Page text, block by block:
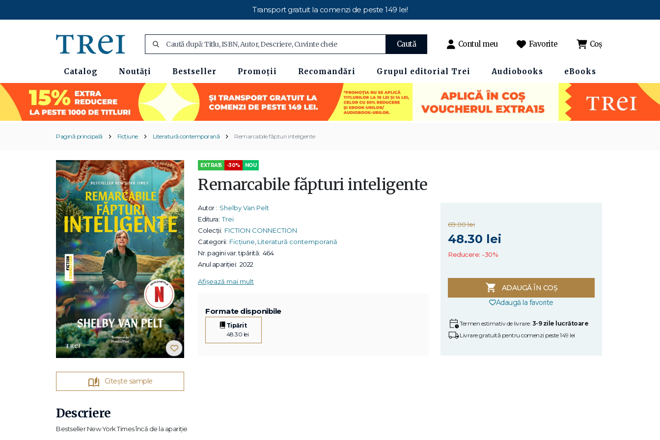
Transport gratuit la comenzi de peste 149 lei!
Caută Contul meu Favorite Coș
Catalog Noutăți Bestseller Promoții Recomandări Grupul editorial Trei Audiobooks eBooks
Pagină principală Ficțiune Literatură contemporană Remarcabile făpturi inteligente
Citește sample
EXTRA15 -30% NOU
Remarcabile făpturi inteligente
Autor : Shelby Van Pelt
Editura: Trei
Colecții: FICTION CONNECTION
Categorii: Ficțiune Literatură contemporană
Nr. pagini var. tipărită: 464
Anul apariției: 2022
Afișează mai mult
Formate disponibile
Tipărit
48.30 lei
69.00 lei
48.30 lei
Reducere: -30%
ADAUGĂ ÎN COȘ
Adaugă la favorite
Termen estimativ de livrare: 3-9 zile lucrătoare
Livrare gratuită pentru comenzi peste 149 lei
Descriere
Bestseller New York Times încă de la apariție